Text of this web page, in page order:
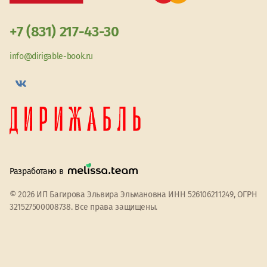
+7 (831) 217-43-30
info@dirigable-book.ru
Разработано в
© 2026 ИП Багирова Эльвира Эльмановна ИНН 526106211249, ОГРН
321527500008738. Все права защищены.